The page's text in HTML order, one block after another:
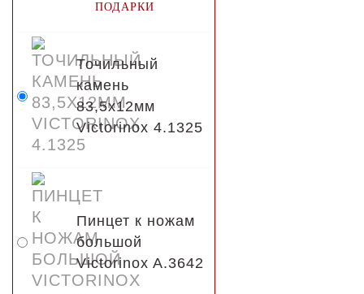
ПОДАРКИ
Точильный
камень
83,5х12мм
Victorinox 4.1325
Пинцет к ножам
большой
Victorinox A.3642